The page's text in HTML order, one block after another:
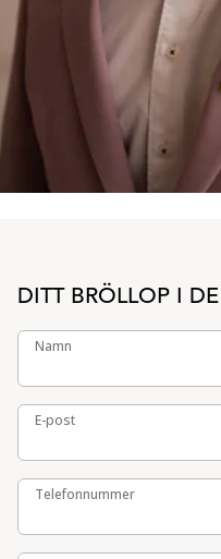
DITT BRÖLLOP I
Namn
Namn
E-post
E-post
Telefonnummer
Telefonnummer